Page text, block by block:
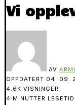
Vi
AV
OPPDATERT 04. 09.
4.6K VISNINGER
4 MINUTTER LESETID